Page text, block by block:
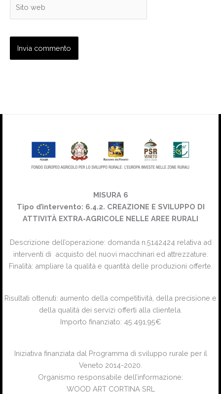
web
MISURA 6
Tipo d’intervento: 6.4.2. CREAZIONE E SVILUPPO DI
ATTIVITÀ EXTRA-AGRICOLE NELLE AREE RURALI
Descrizione dell’operazione: domanda n.5142424 relativa ad
interventi di acquisto del nuovi macchinari ed attrezzature.
Finalità: ampliare la qualità e quantità delle produzioni offerte.
Risultati ottenuti: aumento della competitività, della precisione e
della qualità dei servizi offerti alla clientela.
Importo finanziato: 45.491,95€
Iniziativa finanziata dal Programma di sviluppo rurale per il
Veneto 2014-2020.
Organismo responsabile dell’informazione:
WOOD ART CORTINA SRL